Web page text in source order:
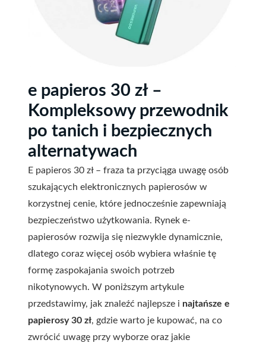
e papieros 30 zł –
Kompleksowy przewodnik
po tanich i bezpiecznych
alternatywach
E papieros 30 zł – fraza ta przyciąga uwagę osób
szukających elektronicznych papierosów w
korzystnej cenie, które jednocześnie zapewniają
bezpieczeństwo użytkowania. Rynek e-
papierosów rozwija się niezwykle dynamicznie,
dlatego coraz więcej osób wybiera właśnie tę
formę zaspokajania swoich potrzeb
nikotynowych. W poniższym artykule
przedstawimy, jak znaleźć najlepsze i najtańsze e
papierosy 30 zł, gdzie warto je kupować, na co
zwrócić uwagę przy wyborze oraz jakie